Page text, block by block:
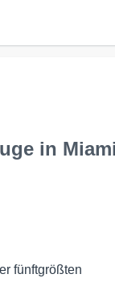
in Miami